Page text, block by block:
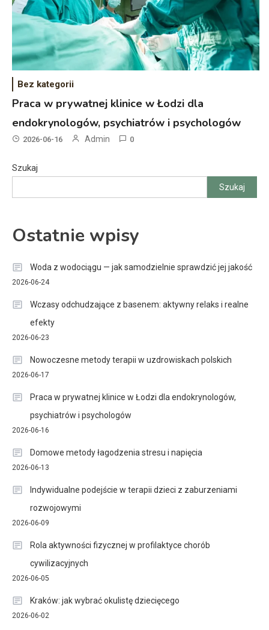
Bez kategorii
Praca w prywatnej klinice w Łodzi dla
endokrynologów, psychiatrów i psychologów
2026-06-16 Admin 0
Szukaj
Szukaj
Ostatnie wpisy
Woda z wodociągu — jak samodzielnie sprawdzić jej jakość
2026-06-24
Wczasy odchudzające z basenem: aktywny relaks i realne
efekty
2026-06-23
Nowoczesne metody terapii w uzdrowiskach polskich
2026-06-17
Praca w prywatnej klinice w Łodzi dla endokrynologów,
psychiatrów i psychologów
2026-06-16
Domowe metody łagodzenia stresu i napięcia
2026-06-13
Indywidualne podejście w terapii dzieci z zaburzeniami
rozwojowymi
2026-06-09
Rola aktywności fizycznej w profilaktyce chorób
cywilizacyjnych
2026-06-05
Kraków: jak wybrać okulistę dziecięcego
2026-06-02